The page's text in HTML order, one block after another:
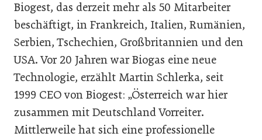
Biogest, das derzeit mehr als 50 Mitarbeiter
beschäftigt, in Frankreich, Italien, Rumänien,
Serbien, Tschechien, Großbritannien und den
USA. Vor 20 Jahren war Biogas eine neue
Technologie, erzählt Martin Schlerka, seit
1999 CEO von Biogest: „Österreich war hier
zusammen mit Deutschland Vorreiter.
Mittlerweile hat sich eine professionelle